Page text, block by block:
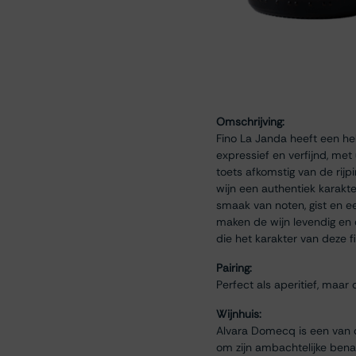
Omschrijving:
Fino La Janda heeft een
expressief en verfijnd, met
toets afkomstig van de
wijn een authentiek
smaak van noten, gist en
maken de wijn levendig
die het karakter van deze
Pairing:
Perfect als aperitief, maar
Wijnhuis:
Alvara Domecq is een van
om zijn ambachtelijke